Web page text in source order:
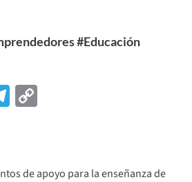
#Educación
Telegram
Copy
de apoyo para la enseñanza de